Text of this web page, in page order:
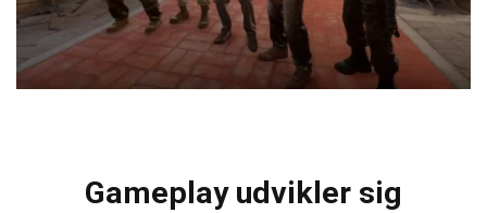
Gameplay udvikler sig